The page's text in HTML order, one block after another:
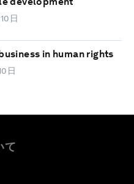
日
in human rights
日
て